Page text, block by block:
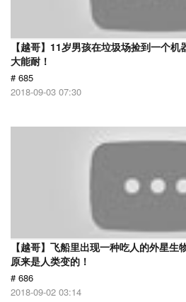
【越哥】11岁男孩在垃圾场捡到一个
大能耐！
# 685
2018-09-03 07:30
【越哥】飞船里出现一种吃人的外星
原来是人类变的！
# 686
2018-09-02 03:14